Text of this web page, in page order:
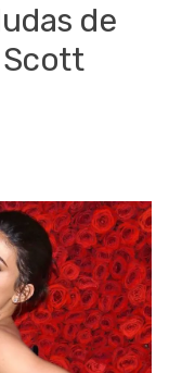
de
Scott